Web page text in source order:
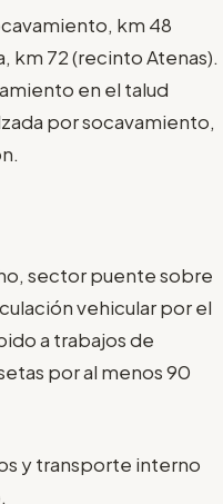
km 48
km 72 (recinto Atenas).
en el talud
por socavamiento,
sector puente sobre
vehicular por el
a trabajos de
por al menos 90
y transporte interno